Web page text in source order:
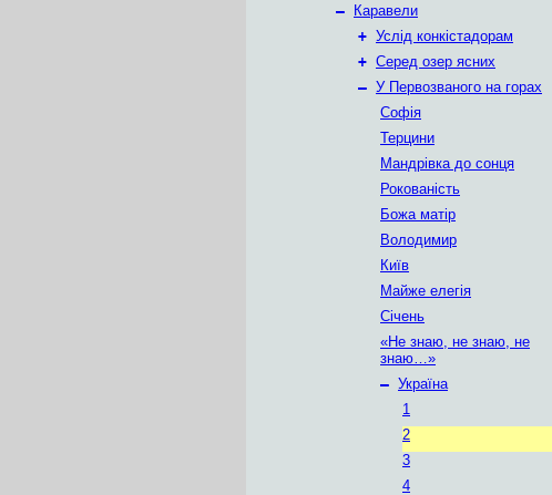
–
Каравели
+ Услід конкістадорам
+ Серед озер ясних
– У Первозваного на горах
Софія
Терцини
Мандрівка до сонця
Рокованість
Божа матір
Володимир
Київ
Майже елегія
Січень
«Не знаю, не знаю, не
знаю…»
– Україна
1
2
3
4